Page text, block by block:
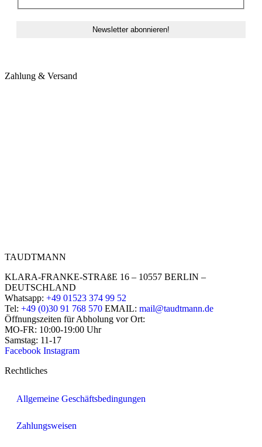
Zahlung & Versand
TAUDTMANN
KLARA-FRANKE-STRAßE 16 – 10557 BERLIN –
DEUTSCHLAND
Whatsapp: +49 01523 374 99 52
Tel: +49 (0)30 91 768 570 EMAIL: mail@taudtmann.de
Öffnungszeiten für Abholung vor Ort:
MO-FR: 10:00-19:00 Uhr
Samstag: 11-17
Facebook Instagram
Rechtliches
Allgemeine Geschäftsbedingungen
Zahlungsweisen